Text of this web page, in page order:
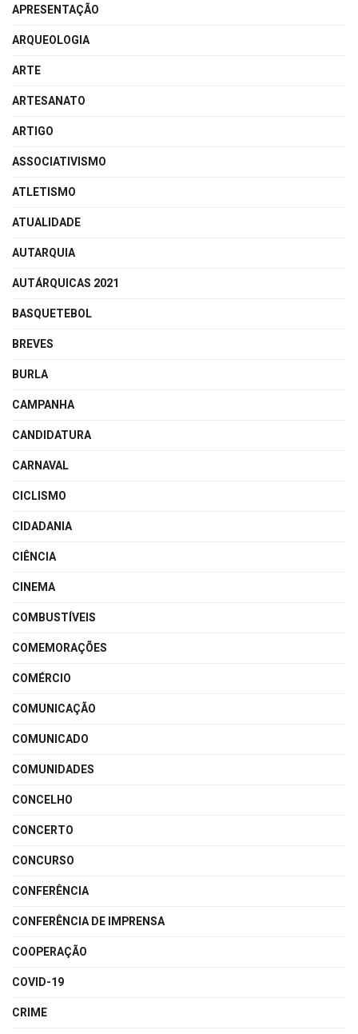
APRESENTAÇÃO
ARQUEOLOGIA
ARTE
ARTESANATO
ARTIGO
ASSOCIATIVISMO
ATLETISMO
ATUALIDADE
AUTARQUIA
AUTÁRQUICAS 2021
BASQUETEBOL
BREVES
BURLA
CAMPANHA
CANDIDATURA
CARNAVAL
CICLISMO
CIDADANIA
CIÊNCIA
CINEMA
COMBUSTÍVEIS
COMEMORAÇÕES
COMÉRCIO
COMUNICAÇÃO
COMUNICADO
COMUNIDADES
CONCELHO
CONCERTO
CONCURSO
CONFERÊNCIA
CONFERÊNCIA DE IMPRENSA
COOPERAÇÃO
COVID-19
CRIME